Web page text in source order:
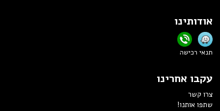
אודותינו
תנאי רכישה
עקבו אחרינו
צרו קשר
שתפו אותנו!